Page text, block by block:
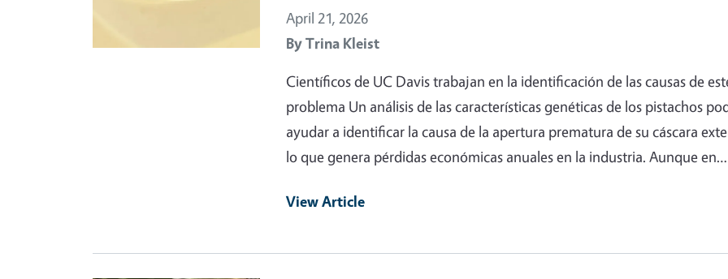
April 21, 2026
ByTrina Kleist
Científicos de UC Davis trabajan en la identificación de las causas de
problema Un análisis de las características genéticas de los pistachos
ayudar a identificar la causa de la apertura prematura de su cáscara
lo que genera pérdidas económicas anuales en la industria. Aunque en…
View Article